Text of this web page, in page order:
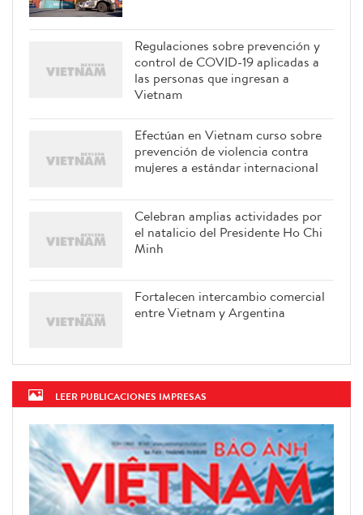
Regulaciones sobre prevención y
control de COVID-19 aplicadas a
las personas que ingresan a
Vietnam
Efectúan en Vietnam curso sobre
prevención de violencia contra
mujeres a estándar internacional
Celebran amplias actividades por
el natalicio del Presidente Ho Chi
Minh
Fortalecen intercambio comercial
entre Vietnam y Argentina
LEER PUBLICACIONES IMPRESAS